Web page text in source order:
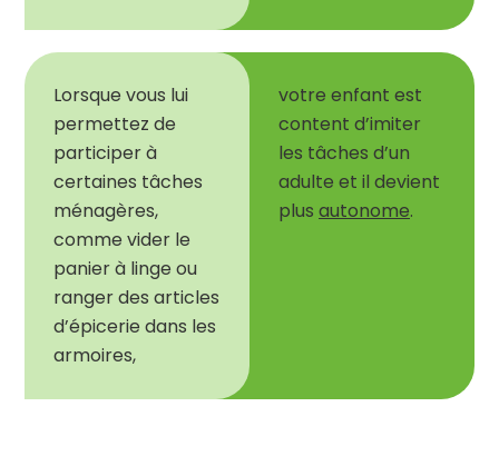
Lorsque vous lui
permettez de
participer à
certaines tâches
ménagères,
comme vider le
panier à linge ou
ranger des articles
d’épicerie dans les
armoires,
votre enfant est
content d’imiter
les tâches d’un
adulte et il devient
plus autonome.